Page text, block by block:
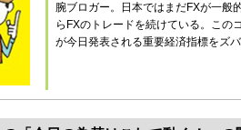
腕ブロガー。日本ではまだFXが一般
らFXのトレードを続けている。この
が今日発表される重要経済指標をズバ